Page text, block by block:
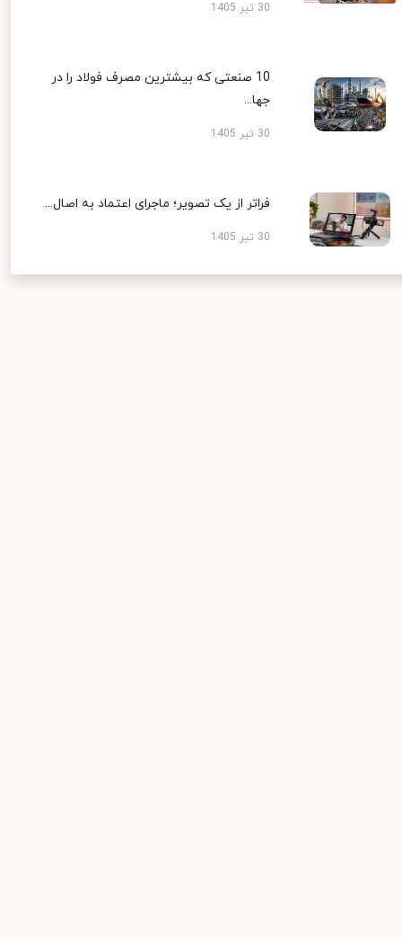
30 تیر 1405
10 صنعتی که بیشترین مصرف فولاد را در
جها...
30 تیر 1405
فراتر از یک تصویر؛ ماجرای اعتماد به اصال...
30 تیر 1405